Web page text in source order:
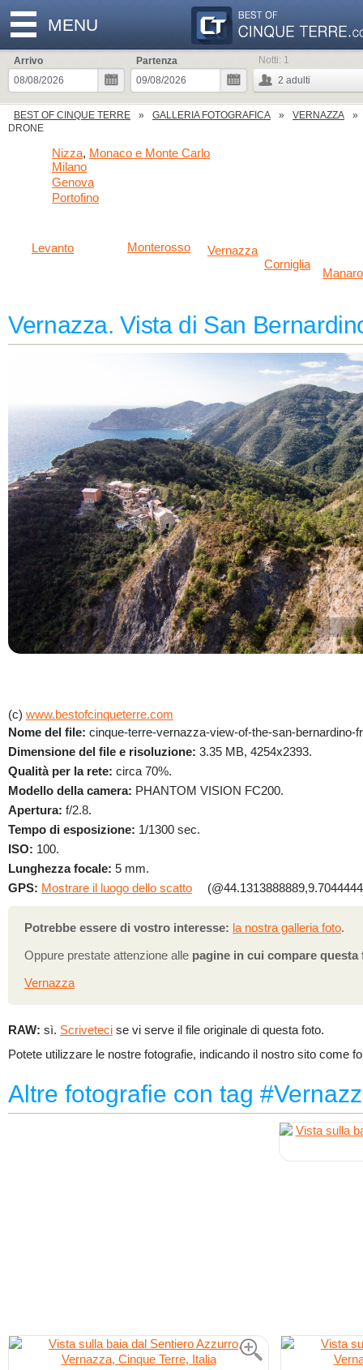
MENU
Arrivo
Partenza
2 adulti
Notti: 1
BEST OF CINQUE TERRE GALLERIA FOTOGRAFICA
VERNAZZA
DRONE
Levanto Monterosso
Vernazza
Corniglia
Genova
Milano
Nizza, Monaco e Monte Carlo
Portofino
Vernazza. Vista di San
(c) www.bestofcinqueterre.com
Nome del file: cinque-terre-vernazza-view-of-the-san-bernardino-
Dimensione del file e risoluzione: 3.35 MB, 4254x2393.
Qualità per la rete: circa 70%.
Modello della camera: PHANTOM VISION FC200.
Apertura: f/2.8.
Tempo di esposizione: 1/1300 sec.
ISO: 100.
Lunghezza focale: 5 mm.
GPS: Mostrare il luogo dello scatto
Potrebbe essere di vostro interesse: la nostra galleria foto.
Oppure prestate attenzione alle pagine in cui compare
Vernazza
RAW: sì. Scriveteci se vi serve il file originale di questa foto.
Potete utilizzare le nostre fotografie, indicando il nostro sito come
Altre fotografie con tag